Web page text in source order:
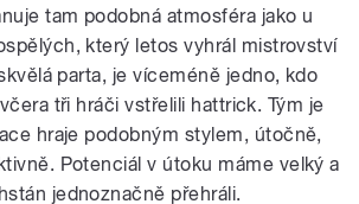
tam podobná atmosféra jako u
který letos vyhrál mistrovství
parta, je víceméně jedno, kdo
tři hráči vstřelili hattrick. Tým je
hraje podobným stylem, útočně,
Potenciál v útoku máme velký a
jednoznačně přehráli.